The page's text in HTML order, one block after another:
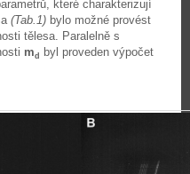
které charakterizují
(Tab.1) bylo možné provést
tělesa. Paralelně s
md
byl proveden výpočet